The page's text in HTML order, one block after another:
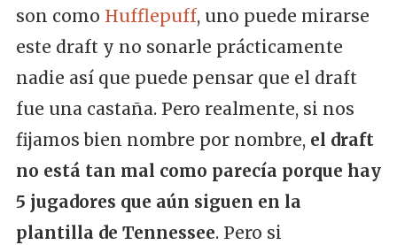
son como Hufflepuff, uno puede mirarse
este draft y no sonarle prácticamente
nadie así que puede pensar que el draft
fue una castaña. Pero realmente, si nos
fijamos bien nombre por nombre, el draft
no está tan mal como parecía porque hay
5 jugadores que aún siguen en la
plantilla de Tennessee. Pero si